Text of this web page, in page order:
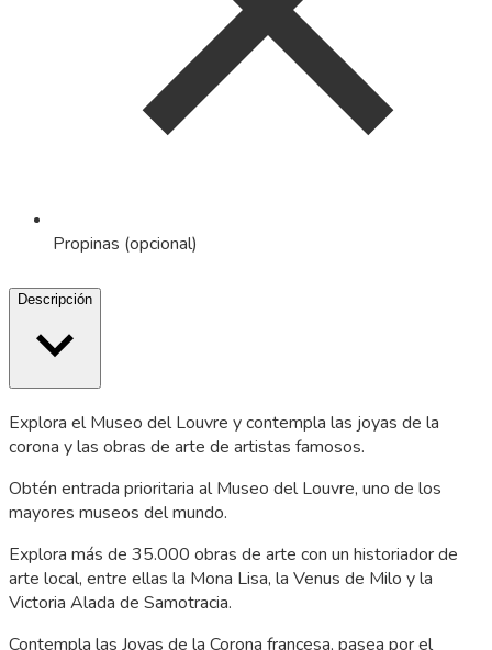
Propinas (opcional)
Descripción
Explora el Museo del Louvre y contempla las joyas de la
corona y las obras de arte de artistas famosos.
Obtén entrada prioritaria al Museo del Louvre, uno de los
mayores museos del mundo.
Explora más de 35.000 obras de arte con un historiador de
arte local, entre ellas la Mona Lisa, la Venus de Milo y la
Victoria Alada de Samotracia.
Contempla las Joyas de la Corona francesa, pasea por el